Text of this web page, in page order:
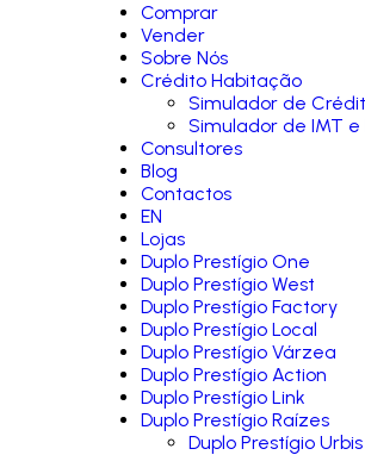
Comprar
Vender
Sobre Nós
Crédito Habitação
Simulador de
Simulador de IMT e
Consultores
Blog
Contactos
EN
Lojas
Duplo Prestígio One
Duplo Prestígio West
Duplo Prestígio Factory
Duplo Prestígio Local
Duplo Prestígio Várzea
Duplo Prestígio Action
Duplo Prestígio Link
Duplo Prestígio Raízes
Duplo Prestígio Urbis